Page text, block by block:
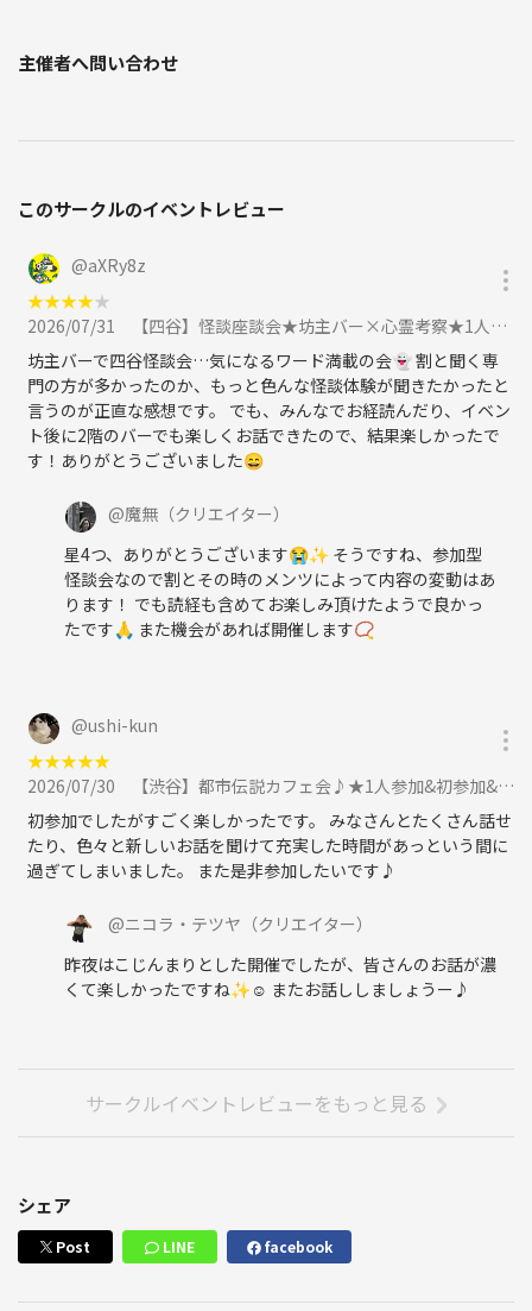
https://maps.app.goo.gl/juJ4Tcdd2LNXvfVB9
JR「亀戸駅」北口より徒歩１分！
※参加人数が多い場合は場所が変更になる場合がございます。
【定員】12名程度
【代償（参加費）】1,000円+お食事代1500円（当日好きなラーメンをオ
ーダー下さい♪）
アルコールという解毒剤もございます。
※盛り上がるので延長の可能性有り！
※途中入退場可能です♪
闇の案内人（主催者プロフィール）
・Nikola Tetsuya（ニコラ・テツヤ）
「都市伝説を語る会 代表」
も時々真面目」をコンセプトにイベントを主催。参加者数は述べ2000人
以上。団長と共に都市伝説を発信するYoutubeを運営。
・魔無（まな）・怪談研究家
千葉県出身。家族団欒＝心霊話で盛り上がる家庭で育ち、絵本の代わり
に渡されたのは水木しげるの妖怪図鑑。
か経験。
朝起きたらまず怪談を流し、移動中も帰宅後も寝る前も常に怪談を聞い
ている怪談ジャンキー。
都市伝説や世界情勢にも造詣が深く、持論の「全ては一つに繋がってい
る」を元に怪談の先にある何かを発見するのが目標。また、英・独・仏
り怪談界を盛り上げていきたいと思っている。
～注意事項～
※参加人数が多い場合、先着順になりますので予めご了承下さい。
主催者へ問い合わせ
このサークルのイベントレビュー
@aXRy8z
★★★★★
2026/07/31
【四谷】怪談座談会★坊主バー×心霊考察★1人参加&初心者歓迎!怪談好き同士の楽しいご縁を♪に参加
坊主バーで四谷怪談会…気になるワード満載の会👻 割と聞く専
門の方が多かったのか、もっと色んな怪談体験が聞きたかったと
言うのが正直な感想です。 でも、みんなでお経読んだり、イベン
ト後に2階のバーでも楽しくお話できたので、結果楽しかったで
す！ありがとうございました😄
@魔無 （クリエイター）
星4つ、ありがとうございます😭✨ そうですね、参加型
怪談会なので割とその時のメンツによって内容の変動はあ
ります！ でも読経も含めてお楽しみ頂けたようで良かっ
たです🙏 また機会があれば開催します📿
@ushi-kun
★★★★★
2026/07/30
【渋谷】都市伝説カフェ会♪★1人参加&初参加&途中参加大歓迎★仕事帰りに楽しいご縁を♪毎回満員御礼★出会い★交流会に参加
初参加でしたがすごく楽しかったです。 みなさんとたくさん話せ
たり、色々と新しいお話を聞けて充実した時間があっという間に
過ぎてしまいました。 また是非参加したいです♪
@ニコラ・テツヤ （クリエイター）
昨夜はこじんまりとした開催でしたが、皆さんのお話が濃
くて楽しかったですね✨☺️ またお話ししましょうー♪
サークルイベントレビューをもっと見る
シェア
Post LINE facebook